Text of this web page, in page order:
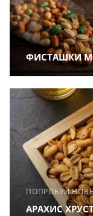
ФИСТАШКИ
ПОПРОБУЙ
АРАХИС